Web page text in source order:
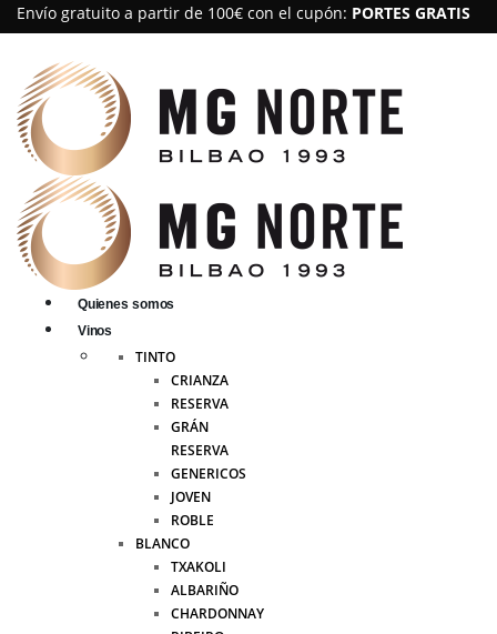
Envío gratuito a partir de 100€ con el cupón: PORTES GRATIS
Quienes somos
Vinos
TINTO
CRIANZA
RESERVA
GRÁN
RESERVA
GENERICOS
JOVEN
ROBLE
BLANCO
TXAKOLI
ALBARIÑO
CHARDONNAY